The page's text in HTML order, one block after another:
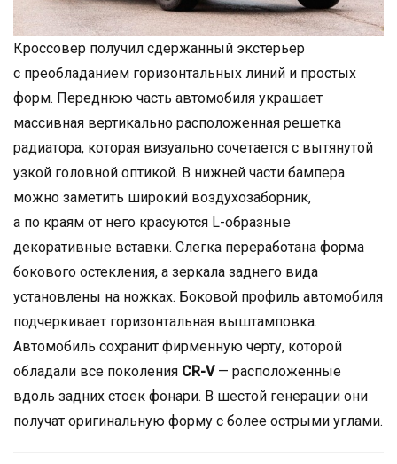
Кроссовер получил сдержанный экстерьер
с преобладанием горизонтальных линий и простых
форм. Переднюю часть автомобиля украшает
массивная вертикально расположенная решетка
радиатора, которая визуально сочетается с вытянутой
узкой головной оптикой. В нижней части бампера
можно заметить широкий воздухозаборник,
а по краям от него красуются L-образные
декоративные вставки. Слегка переработана форма
бокового остекления, а зеркала заднего вида
установлены на ножках. Боковой профиль автомобиля
подчеркивает горизонтальная выштамповка.
Автомобиль сохранит фирменную черту, которой
обладали все поколения СR-V— расположенные
вдоль задних стоек фонари. В шестой генерации они
получат оригинальную форму с более острыми углами.